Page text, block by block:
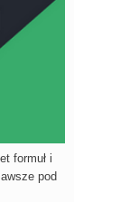
formuł i
pod